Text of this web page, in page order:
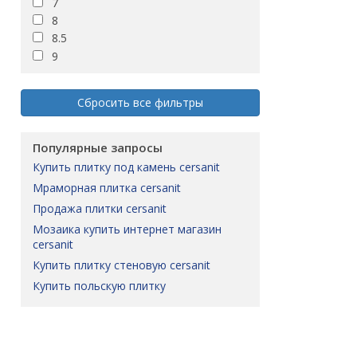
LENOX
LOCARNO
LONGREACH
LOREN
LUSY
Letizia
MARENGO
MARVIS
MATHIS
MELANIE
Malbork
Margo
Mariel
8
8.5
9
Сбросить все фильтры
Популярные запросы
купить плитку под камень cersanit
мраморная плитка cersanit
продажа плитки cersanit
мозаика купить интернет магазин
cersanit
купить плитку стеновую cersanit
купить польскую плитку